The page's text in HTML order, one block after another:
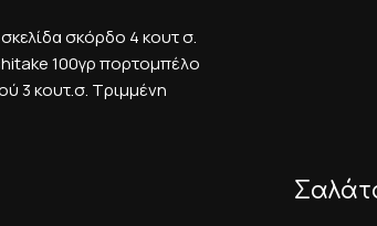
σκόρδο 4 κουτ σ.
100γρ πορτομπέλο
3 κουτ.σ. Τριμμένη